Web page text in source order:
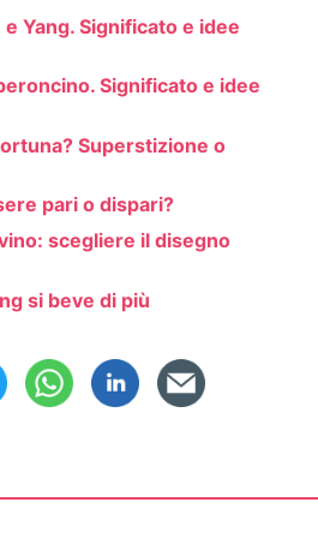
Yang. Significato e idee
Significato e idee
Superstizione o
pari o dispari?
scegliere il disegno
si beve di più